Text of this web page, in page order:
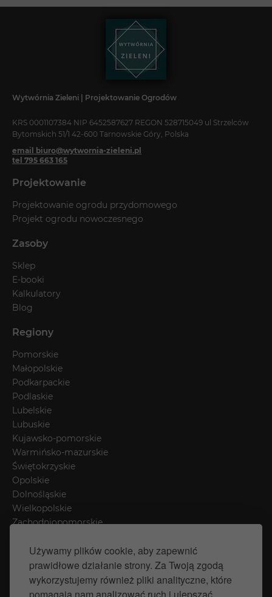
Używamy plików cookie, aby zapewnić
prawidłowe działanie strony. Za Twoją zgodą
wykorzystujemy również pliki analityczne, które
Wytwórnia Zieleni | Projektowanie Ogrodów
KRS 0001107384 NIP 6452587627 REGON 528715049 ul Strzelców
Bytomskich 51/1 42-600 Tarnowskie Góry, Polska
email biuro@wytwornia-zieleni.pl
tel 795 663 165
Projektowanie
Projektowanie ogrodu przydomowego
Projekt ogrodu nowoczesnego
Zasoby
Sklep
E-booki
Kalkulatory
Blog
Regiony
Pomorskie
Małopolskie
Podkarpackie
Podlaskie
Lubelskie
Lubuskie
Kujawsko-pomorskie
Warmińsko-mazurskie
Świętokrzyskie
Opolskie
Dolnośląskie
Wielkopolskie
Zachodniopomorskie
Mazowieckie
Śląskie